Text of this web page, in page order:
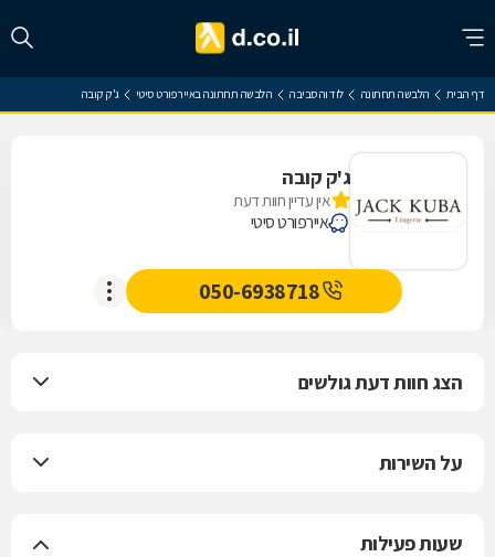
דף הבית הלבשה תחתונה לוד והסביבה הלבשה תחתונה באיירפורט סיטי ג'ק קובה
ג'ק קובה
אין עדיין חוות דעת
איירפורט סיטי
050-6938718
הצג חוות דעת גולשים
על השירות
שעות פעילות